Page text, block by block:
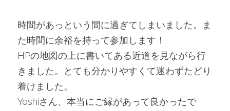
時間があっという間に過ぎてしまいました。ま
た時間に余裕を持って参加します！
HPの地図の上に書いてある近道を見ながら行
きました。とても分かりやすくて迷わずたどり
着けました。
Yoshiさん、本当にご縁があって良かったで